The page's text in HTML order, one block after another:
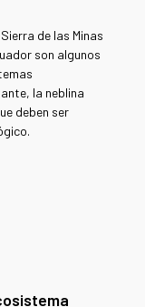
de las Minas
son algunos
la neblina
deben ser